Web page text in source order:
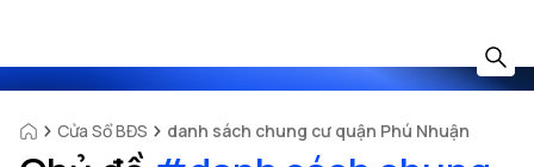
Cửa Sổ BĐS danh sách chung cư quận Phú Nhuận